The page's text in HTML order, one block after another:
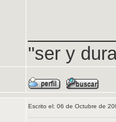
"ser y
Escrito el: 06 de Octubre de